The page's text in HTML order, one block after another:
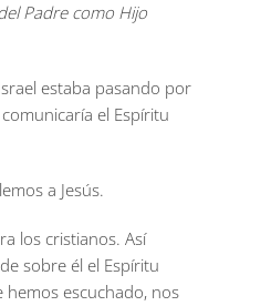
Padre como Hijo
estaba pasando por
el Espíritu
a Jesús.
los cristianos. Así
sobre él el Espíritu
hemos escuchado, nos